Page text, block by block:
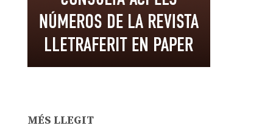
MÉS LLEGIT